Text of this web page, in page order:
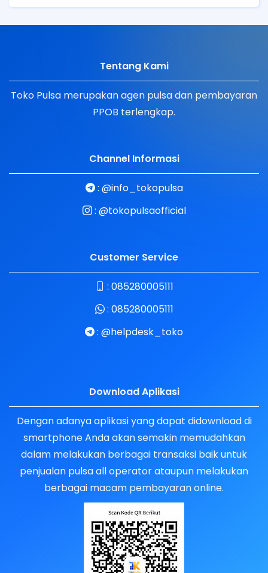
Tentang Kami
Toko Pulsa merupakan agen pulsa dan pembayaran
PPOB terlengkap.
Channel Informasi
: @info_tokopulsa
: @tokopulsaofficial
Customer Service
: 085280005111
: 085280005111
: @helpdesk_toko
Download Aplikasi
Dengan adanya aplikasi yang dapat didownload di
smartphone Anda akan semakin memudahkan
dalam melakukan berbagai transaksi baik untuk
penjualan pulsa all operator ataupun melakukan
berbagai macam pembayaran online.